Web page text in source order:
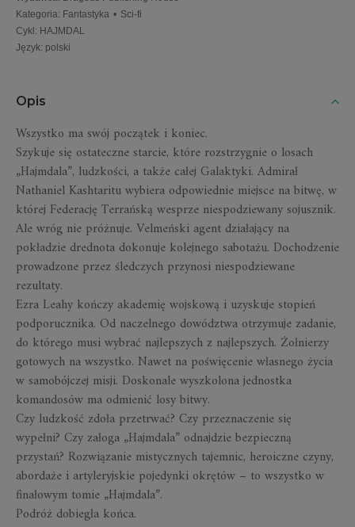
Kategoria: Fantastyka • Sci-fi
Cykl : HAJMDAL
Język: polski
Opis
Wszystko ma swój początek i koniec.
Szykuje się ostateczne starcie, które rozstrzygnie o losach
„Hajmdala”, ludzkości, a także całej Galaktyki. Admirał
Nathaniel Kashtaritu wybiera odpowiednie miejsce na bitwę, w
której Federację Terrańską wesprze niespodziewany sojusznik.
Ale wróg nie próżnuje. Velmeński agent działający na
pokładzie drednota dokonuje kolejnego sabotażu. Dochodzenie
prowadzone przez śledczych przynosi niespodziewane
rezultaty.
Ezra Leahy kończy akademię wojskową i uzyskuje stopień
podporucznika. Od naczelnego dowództwa otrzymuje zadanie,
do którego musi wybrać najlepszych z najlepszych. Żołnierzy
gotowych na wszystko. Nawet na poświęcenie własnego życia
w samobójczej misji. Doskonale wyszkolona jednostka
komandosów ma odmienić losy bitwy.
Czy ludzkość zdoła przetrwać? Czy przeznaczenie się
wypełni? Czy załoga „Hajmdala” odnajdzie bezpieczną
przystań? Rozwiązanie mistycznych tajemnic, heroiczne czyny,
abordaże i artyleryjskie pojedynki okrętów – to wszystko w
finałowym tomie „Hajmdala”.
Podróż dobiegła końca.